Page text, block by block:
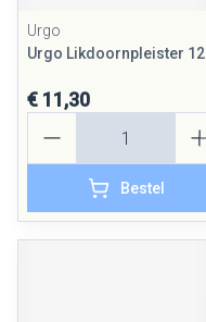
Urgo
Urgo Likdoornpleister 12
€ 11,30
Bestel